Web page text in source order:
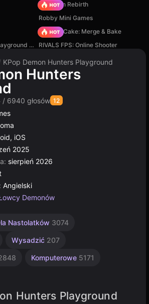
Stickman Rebirth
Robby Mini Games
Piece of Cake: Merge & Bake
Five Nights at Freddy's Playground Sandbox
RIVALS FPS: Online Shooter
KPop Demon Hunters Playground
Hunters
/ 6940 głosów 12
iOS
2025
sierpień 2026
Angielski
Demonów
Nastolatków 3074
Wysadzić 207
Komputerowe 5171
Hunters Playground